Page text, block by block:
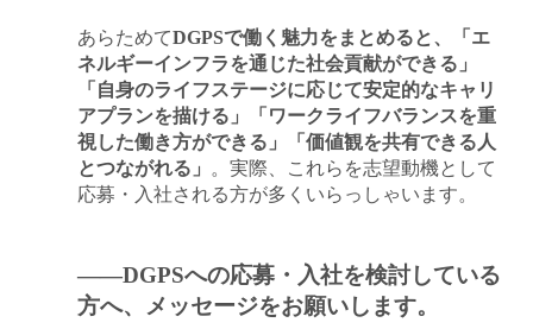
あらためてDGPSで働く魅力をまとめると、「エ
ネルギーインフラを通じた社会貢献ができる」
「自身のライフステージに応じて安定的なキャリ
アプランを描ける」「ワークライフバランスを重
視した働き方ができる」「価値観を共有できる人
とつながれる」 。実際、これらを志望動機として
応募・入社される方が多くいらっしゃいます。
――DGPSへの応募・入社を検討している
方へ、メッセージをお願いします。